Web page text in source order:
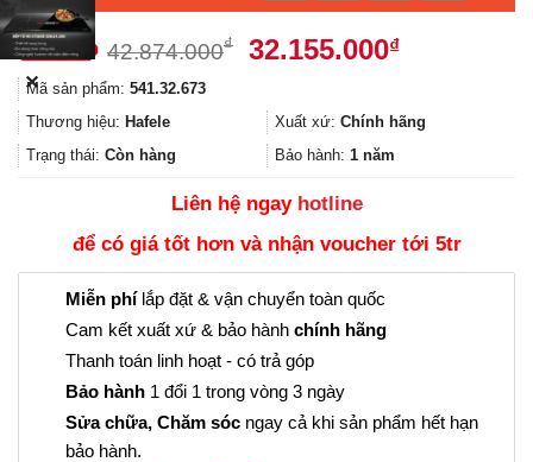
42.874.000₫
Giá
42.874.000₫.
32.155.000₫Giá
là:
Mã sản phẩm: 541.32.673
Thương hiệu: Hafele Xuất xứ: Chính hãng
Trạng thái: Còn hàng Bảo hành: 1 năm
Liên hệ ngay hotline
để có giá tốt hơn và nhận voucher tới 5tr
Miễn phílắp đặt & vận chuyển toàn quốc
Cam kết xuất xứ & bảo hành chính hãng
Thanh toán linh hoạt - có trả góp
Bảo hành 1 đổi 1 trong vòng 3 ngày
Sửa chữa, Chăm sóc ngay cả khi sản phẩm hết hạn
bảo hành.
✕